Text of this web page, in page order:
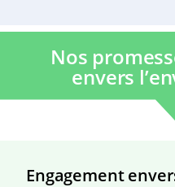
Nos
envers
Engagement